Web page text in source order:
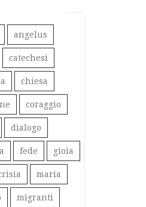
angelus
catechesi
chiesa
coraggio
dialogo
fede gioia
maria
migranti